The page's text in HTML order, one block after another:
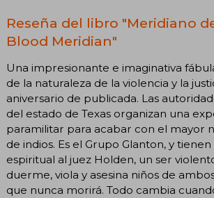
Reseña del libro "Meridiano
Blood Meridian"
Una impresionante e imaginativa
de la naturaleza de la violencia y la
aniversario de publicada. Las
del estado de Texas organizan una
paramilitar para acabar con el mayor
de indios. Es el Grupo Glanton, y
espiritual al juez Holden, un ser
duerme, viola y asesina niños de
que nunca morirá. Todo cambia